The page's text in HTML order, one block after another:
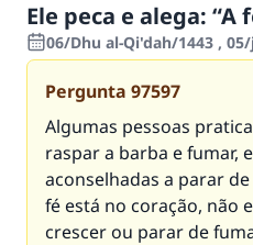
Ele peca e alega: “A
06/Dhu al-Qi'dah/1443 ,
Pergunta 97597
Algumas pessoas
raspar a barba e fumar,
aconselhadas a parar
fé está no coração, não
crescer ou parar de